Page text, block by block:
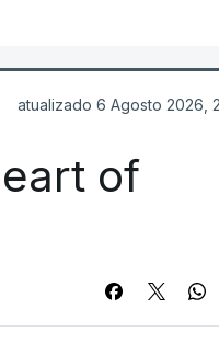
atualizado 6 Agosto 2026,
of